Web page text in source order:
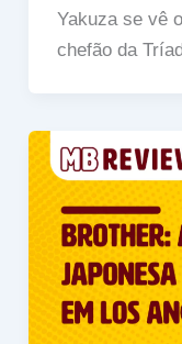
Yakuza se vê
chefão da